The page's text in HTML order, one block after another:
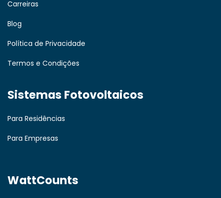
Carreiras
Blog
Política de Privacidade
Termos e Condições
Sistemas Fotovoltaicos
Para Residências
Para Empresas
WattCounts